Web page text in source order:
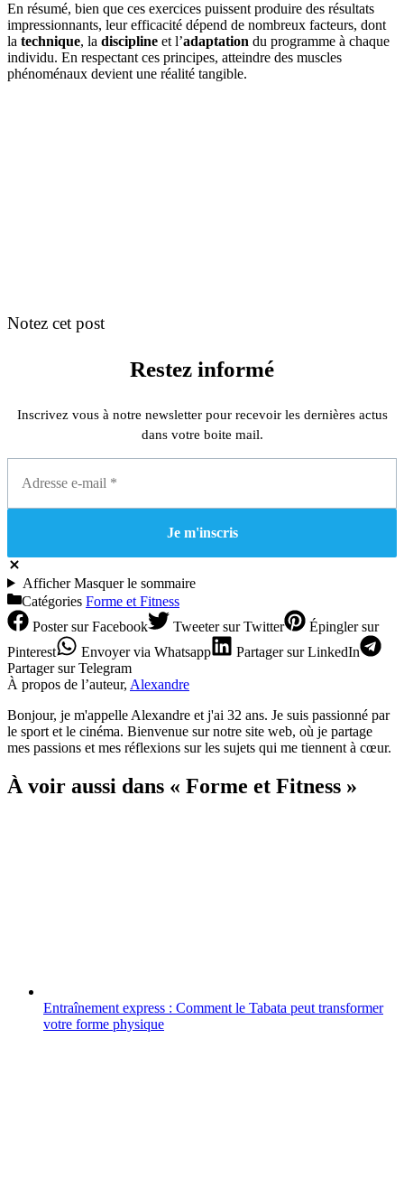
En résumé, bien que ces exercices puissent produire des résultats
impressionnants, leur efficacité dépend de nombreux facteurs, dont
la technique, la discipline et l’adaptation du programme à chaque
individu. En respectant ces principes, atteindre des muscles
phénoménaux devient une réalité tangible.
Notez cet post
Restez informé
Inscrivez vous à notre newsletter pour recevoir les dernières actus
dans votre boite mail.
AfficherMasquerle sommaire
Catégories Forme et Fitness
Postersur Facebook Tweetersur Twitter Épinglersur
Pinterest
Envoyervia Whatsapp Partagersur LinkedIn
Partagersur Telegram
À propos de l’auteur, Alexandre
Bonjour, je m'appelle Alexandre et j'ai 32 ans. Je suis passionné par
le sport et le cinéma. Bienvenue sur notre site web, où je partage
mes passions et mes réflexions sur les sujets qui me tiennent à cœur.
À voir aussi dans « Forme et Fitness »
Entraînement express : Comment le Tabata peut transformer
votre forme physique